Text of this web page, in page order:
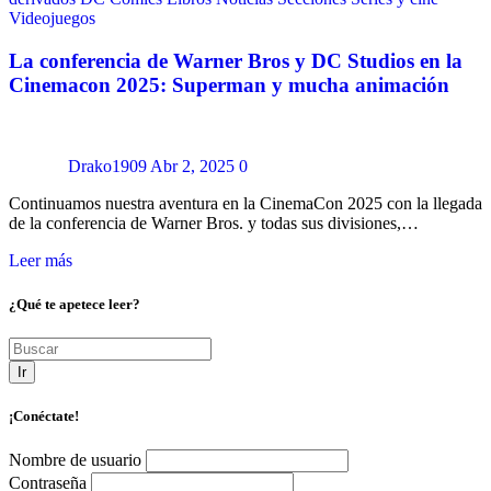
Videojuegos
La conferencia de Warner Bros y DC Studios en la
Cinemacon 2025: Superman y mucha animación
Drako1909Abr 2, 2025 0
Continuamos nuestra aventura en la CinemaCon 2025 con la llegada
de la conferencia de Warner Bros. y todas sus divisiones,…
Leer más
¿Qué te apetece leer?
Ir
¡Conéctate!
Nombre de usuario
Contraseña